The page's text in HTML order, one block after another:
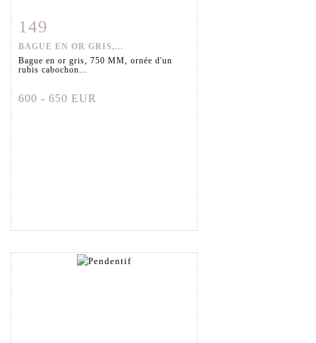
Fiche détaillée
149
BAGUE EN OR GRIS,...
Bague en or gris, 750 MM, ornée d'un
rubis cabochon...
600 - 650 EUR